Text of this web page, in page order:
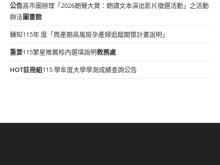
公告高市圖辦理「2026朗聲大賞：朗讀文本演出影片徵選活動」之活動
辦法圖書館
轉知115年 度「周產期高風險孕產婦追蹤關懷計畫說明」
重要115繁星推薦校內選填說明教務處
HOT註冊組115 學年度大學學測成績查詢公告